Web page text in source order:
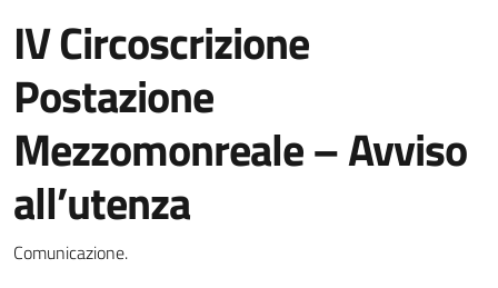
IV Circoscrizione
Postazione
Mezzomonreale – Avviso
all’utenza
Dettagli della notizia
Comunicazione.